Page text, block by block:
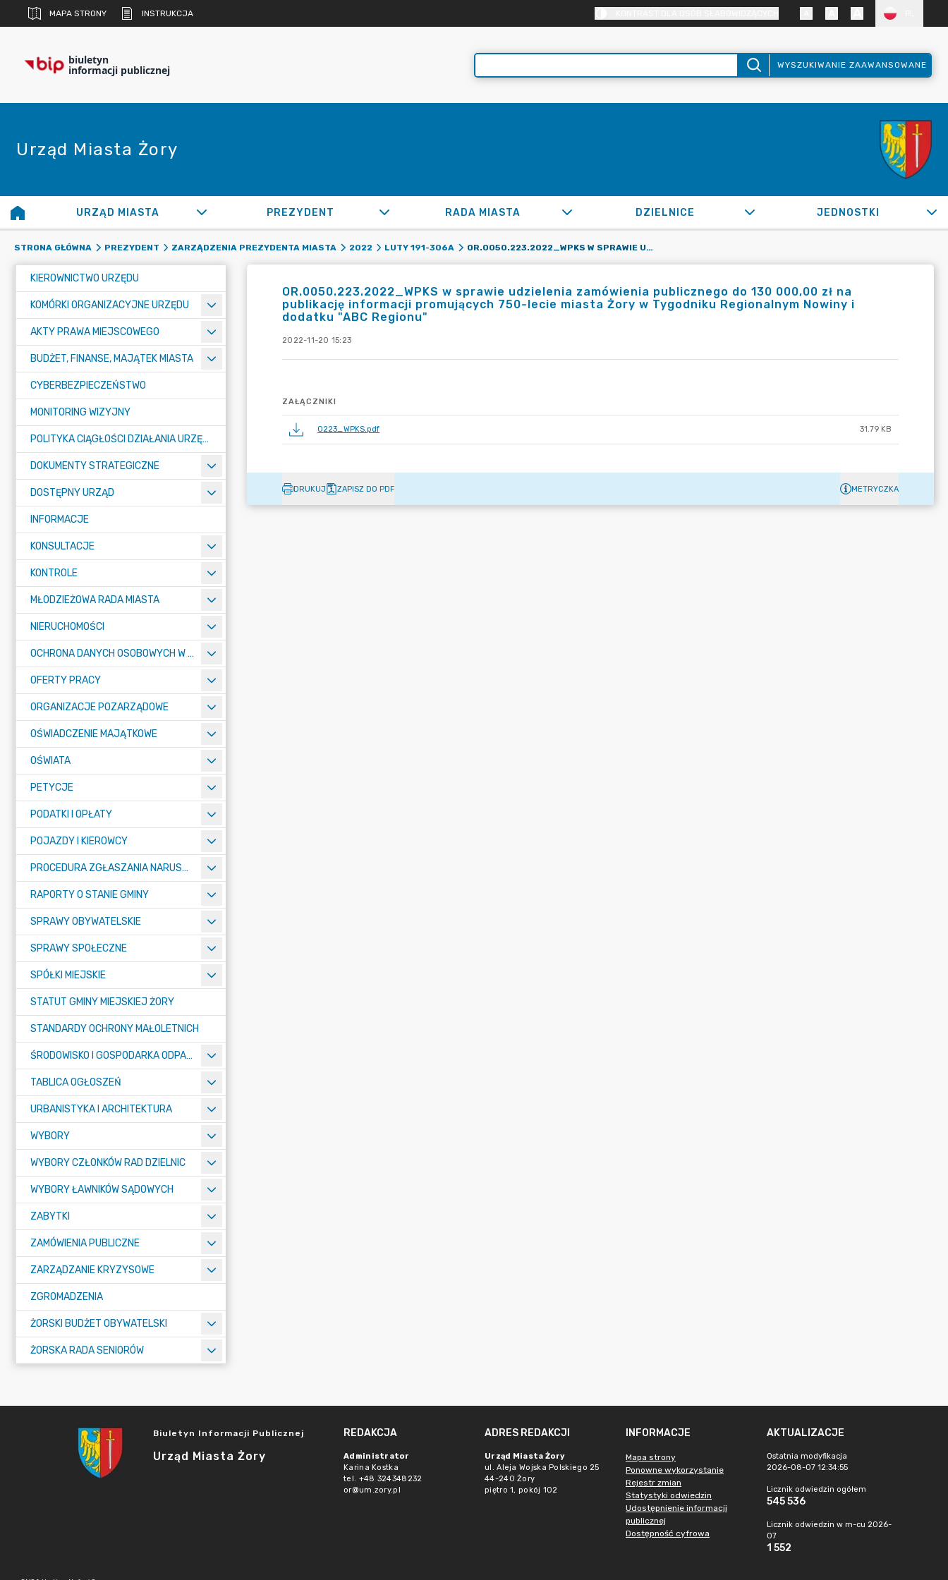
MAPA STRONY INSTRUKCJA
biuletyn
informacji publicznej WYSZUKIWANIE ZAAWANSOWANE
Urząd Miasta Żory
URZĄD MIASTA PREZYDENT RADA MIASTA DZIELNICE JEDNOSTKI
STRONA GŁÓWNA PREZYDENT ZARZĄDZENIA PREZYDENTA MIASTA 2022 LUTY 191-306A OR.0050.223.2022_WPKS W SPRAWIE UDZIELENIA ZAMÓWIENIA PUBLICZNEGO DO 130 000,00 ZŁ NA PUBLIKACJĘ INFORMACJI PROMUJĄCYCH 750-LECIE MIASTA ŻORY W TYGODNIKU REGIONALNYM NOWINY I DODATKU "ABC REGIONU"
KIEROWNICTWO URZĘDU
KOMÓRKI ORGANIZACYJNE URZĘDU
AKTY PRAWA MIEJSCOWEGO
BUDŻET, FINANSE, MAJĄTEK MIASTA
CYBERBEZPIECZEŃSTWO
MONITORING WIZYJNY
POLITYKA CIĄGŁOŚCI DZIAŁANIA URZĘDU MIASTA ŻORY
DOKUMENTY STRATEGICZNE
DOSTĘPNY URZĄD
INFORMACJE
KONSULTACJE
KONTROLE
MŁODZIEŻOWA RADA MIASTA
NIERUCHOMOŚCI
OCHRONA DANYCH OSOBOWYCH W URZĘDZIE MIASTA ŻORY - RODO
OFERTY PRACY
ORGANIZACJE POZARZĄDOWE
OŚWIADCZENIE MAJĄTKOWE
OŚWIATA
PETYCJE
PODATKI I OPŁATY
POJAZDY I KIEROWCY
PROCEDURA ZGŁASZANIA NARUSZEŃ PRAWA
RAPORTY O STANIE GMINY
SPRAWY OBYWATELSKIE
SPRAWY SPOŁECZNE
SPÓŁKI MIEJSKIE
STATUT GMINY MIEJSKIEJ ŻORY
STANDARDY OCHRONY MAŁOLETNICH
ŚRODOWISKO I GOSPODARKA ODPADAMI
TABLICA OGŁOSZEŃ
URBANISTYKA I ARCHITEKTURA
WYBORY
WYBORY CZŁONKÓW RAD DZIELNIC
WYBORY ŁAWNIKÓW SĄDOWYCH
ZABYTKI
ZAMÓWIENIA PUBLICZNE
ZARZĄDZANIE KRYZYSOWE
ZGROMADZENIA
ŻORSKI BUDŻET OBYWATELSKI
ŻORSKA RADA SENIORÓW
OR.0050.223.2022_WPKS w sprawie udzielenia zamówienia publicznego do 130 000,00 zł na
publikację informacji promujących 750-lecie miasta Żory w Tygodniku Regionalnym Nowiny i
dodatku "ABC Regionu"
2022-11-20 15:23
ZAŁĄCZNIKI
0223_WPKS.pdf 31.79 KB
DRUKUJ ZAPISZ DO PDF METRYCZKA
Biuletyn Informacji Publicznej
Urząd Miasta Żory
REDAKCJA
Administrator
Karina Kostka
tel. +48 324348232
or@um.zory.pl
ADRES REDAKCJI
Urząd Miasta Żory
ul. Aleja Wojska Polskiego 25
44-240 Żory
piętro 1, pokój 102
INFORMACJE
Mapa strony
Ponowne wykorzystanie
Rejestr zmian
Statystyki odwiedzin
Udostępnienie informacji
publicznej
Dostępność cyfrowa
AKTUALIZACJE
Ostatnia modyfikacja
2026-08-07 12:34:55
Licznik odwiedzin ogółem
545 536
Licznik odwiedzin w m-cu 2026-
07
1 552